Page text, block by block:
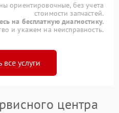
ориентировочные, без учета
стоимости запчастей.
на бесплатную диагностику.
и укажем на неисправность.
все услуги
центра